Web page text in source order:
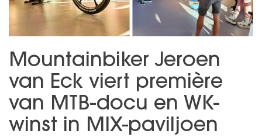
Mountainbiker Jeroen
van Eck viert première
van MTB-docu en WK-
winst in MIX-paviljoen